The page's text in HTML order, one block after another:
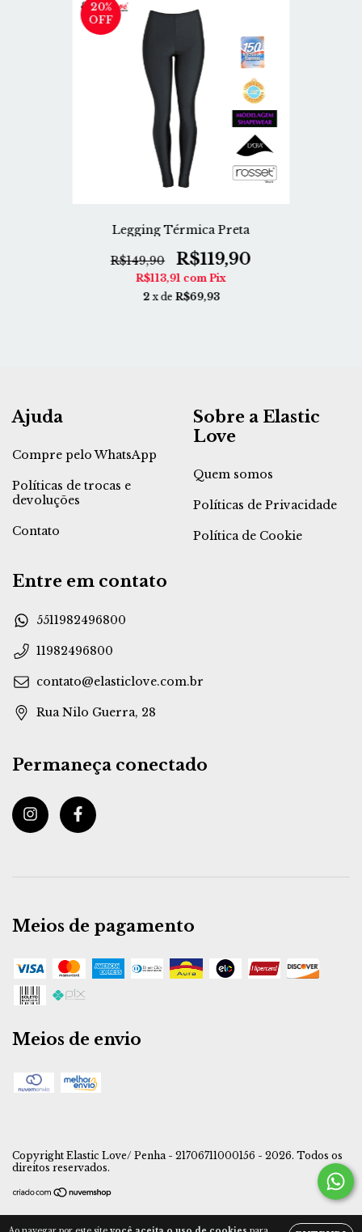
20%
OFF
Legging Térmica Preta
R$149,90 R$119,90
R$113,91 com Pix
2 x de R$69,93
Ajuda
Compre pelo WhatsApp
Políticas de trocas e
devoluções
Contato
Sobre a Elastic
Love
Quem somos
Políticas de Privacidade
Política de Cookie
Entre em contato
5511982496800
11982496800
contato@elasticlove.com.br
Rua Nilo Guerra, 28
Permaneça conectado
Meios de pagamento
Meios de envio
Copyright Elastic Love/ Penha - 21706711000156 - 2026. Todos os
direitos reservados.